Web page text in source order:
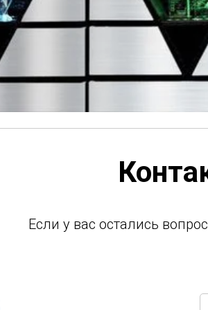
Если у вас остались